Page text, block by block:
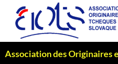
contenu